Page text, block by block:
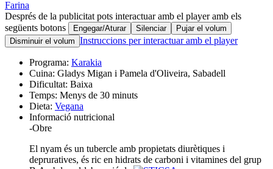
Farina
Després de la publicitat pots interactuar amb el player amb els
següents botons
Engegar/Aturar Silenciar
Pujar el volum
Disminuir el volum Instruccions per interactuar amb el player
Programa: Karakia
Cuina: Gladys Migan i Pamela d'Oliveira, Sabadell
Dificultat: Baixa
Temps: Menys de 30 minuts
Dieta: Vegana
Informació nutricional
-Obre
El nyam és un tubercle amb propietats diurètiques i
depruratives, és ric en hidrats de carboni i vitamines del grup